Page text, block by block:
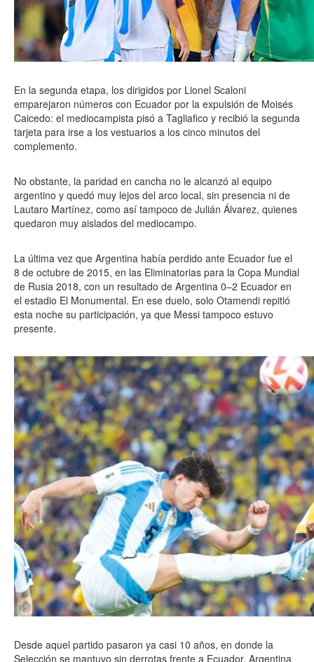
En la segunda etapa, los dirigidos por Lionel Scaloni
emparejaron números con Ecuador por la expulsión de Moisés
Caicedo: el mediocampista pisó a Tagliafico y recibió la segunda
tarjeta para irse a los vestuarios a los cinco minutos del
complemento.
No obstante, la paridad en cancha no le alcanzó al equipo
argentino y quedó muy lejos del arco local, sin presencia ni de
Lautaro Martínez, como así tampoco de Julián Álvarez, quienes
quedaron muy aislados del mediocampo.
La última vez que Argentina había perdido ante Ecuador fue el
8 de octubre de 2015, en las Eliminatorias para la Copa Mundial
de Rusia 2018, con un resultado de Argentina 0–2 Ecuador en
el estadio El Monumental. En ese duelo, solo Otamendi repitió
esta noche su participación, ya que Messi tampoco estuvo
presente.
Desde aquel partido pasaron ya casi 10 años, en donde la
Selección se mantuvo sin derrotas frente a Ecuador. Argentina